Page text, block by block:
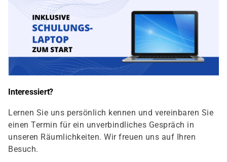
Interessiert?
Lernen Sie uns persönlich kennen und vereinbaren Sie
einen Termin für ein unverbindliches Gespräch in
unseren Räumlichkeiten. Wir freuen uns auf Ihren
Besuch.